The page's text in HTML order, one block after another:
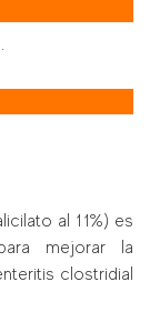
al 11%) es
mejorar la
clostridial